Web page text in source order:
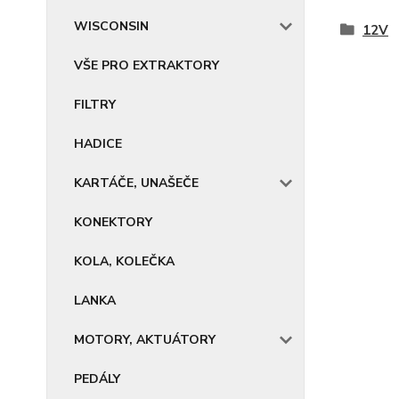
WISCONSIN
VŠE PRO EXTRAKTORY
FILTRY
HADICE
KARTÁČE, UNAŠEČE
KONEKTORY
KOLA, KOLEČKA
LANKA
MOTORY, AKTUÁTORY
PEDÁLY
12V